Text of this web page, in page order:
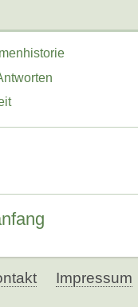
Impressum